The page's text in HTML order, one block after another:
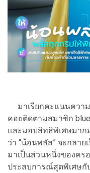
มาเรียกคะแนนความ
คอยติดตามสมาชิก
และมอบสิทธิพิเศษมาก
ว่า “น้อนพลัส” จะกลา
มาเป็นส่วนหนึ่งของคร
ประสบการณ์สุดพิเศษกั